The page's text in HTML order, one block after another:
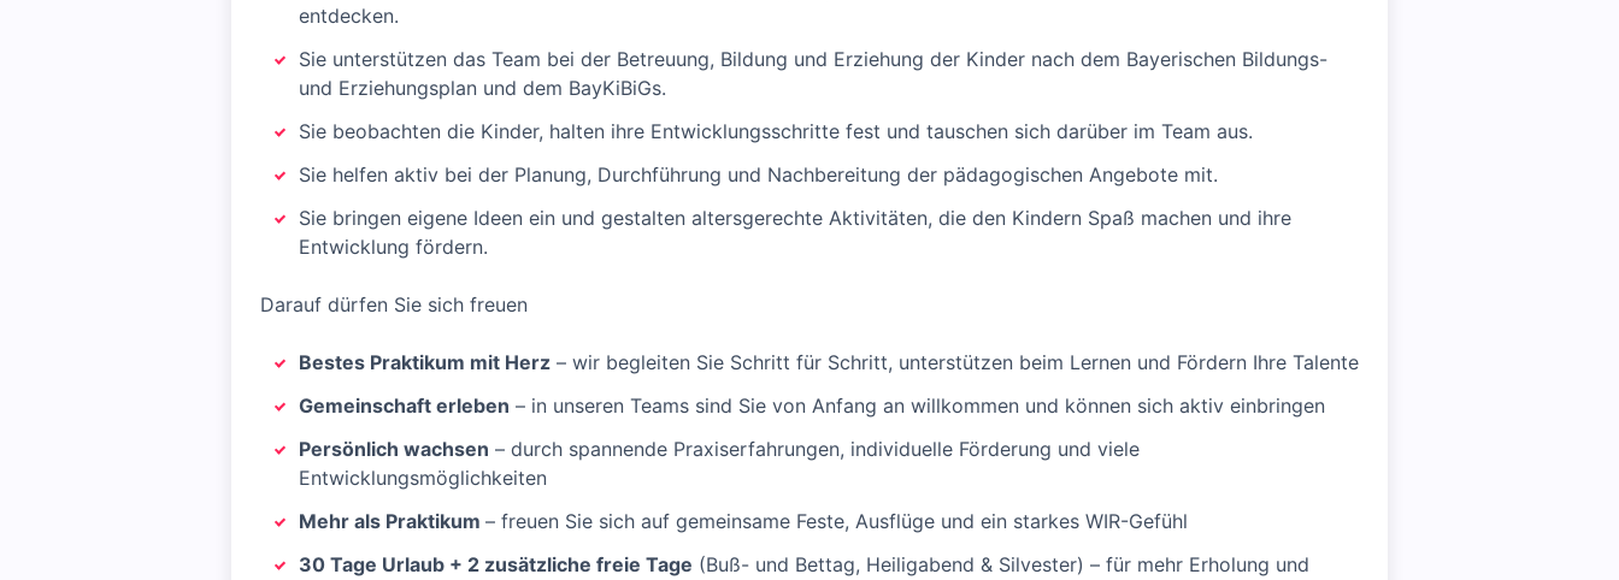
entdecken.
Sie unterstützen das Team bei der Betreuung, Bildung und Erziehung der Kinder nach dem Bayerischen Bildungs-
und Erziehungsplan und dem BayKiBiGs.
Sie beobachten die Kinder, halten ihre Entwicklungsschritte fest und tauschen sich darüber im Team aus.
Sie helfen aktiv bei der Planung, Durchführung und Nachbereitung der pädagogischen Angebote mit.
Sie bringen eigene Ideen ein und gestalten altersgerechte Aktivitäten, die den Kindern Spaß machen und ihre
Entwicklung fördern.
Darauf dürfen Sie sich freuen
Bestes Praktikum mit Herz – wir begleiten Sie Schritt für Schritt, unterstützen beim Lernen und Fördern Ihre Talente
Gemeinschaft erleben – in unseren Teams sind Sie von Anfang an willkommen und können sich aktiv einbringen
Persönlich wachsen – durch spannende Praxiserfahrungen, individuelle Förderung und viele
Entwicklungsmöglichkeiten
Mehr als Praktikum – freuen Sie sich auf gemeinsame Feste, Ausflüge und ein starkes WIR-Gefühl
30 Tage Urlaub + 2 zusätzliche freie Tage (Buß- und Bettag, Heiligabend & Silvester) – für mehr Erholung und